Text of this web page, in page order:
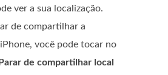
ver a sua localização.
de compartilhar a
você pode tocar no
Parar de compartilhar local